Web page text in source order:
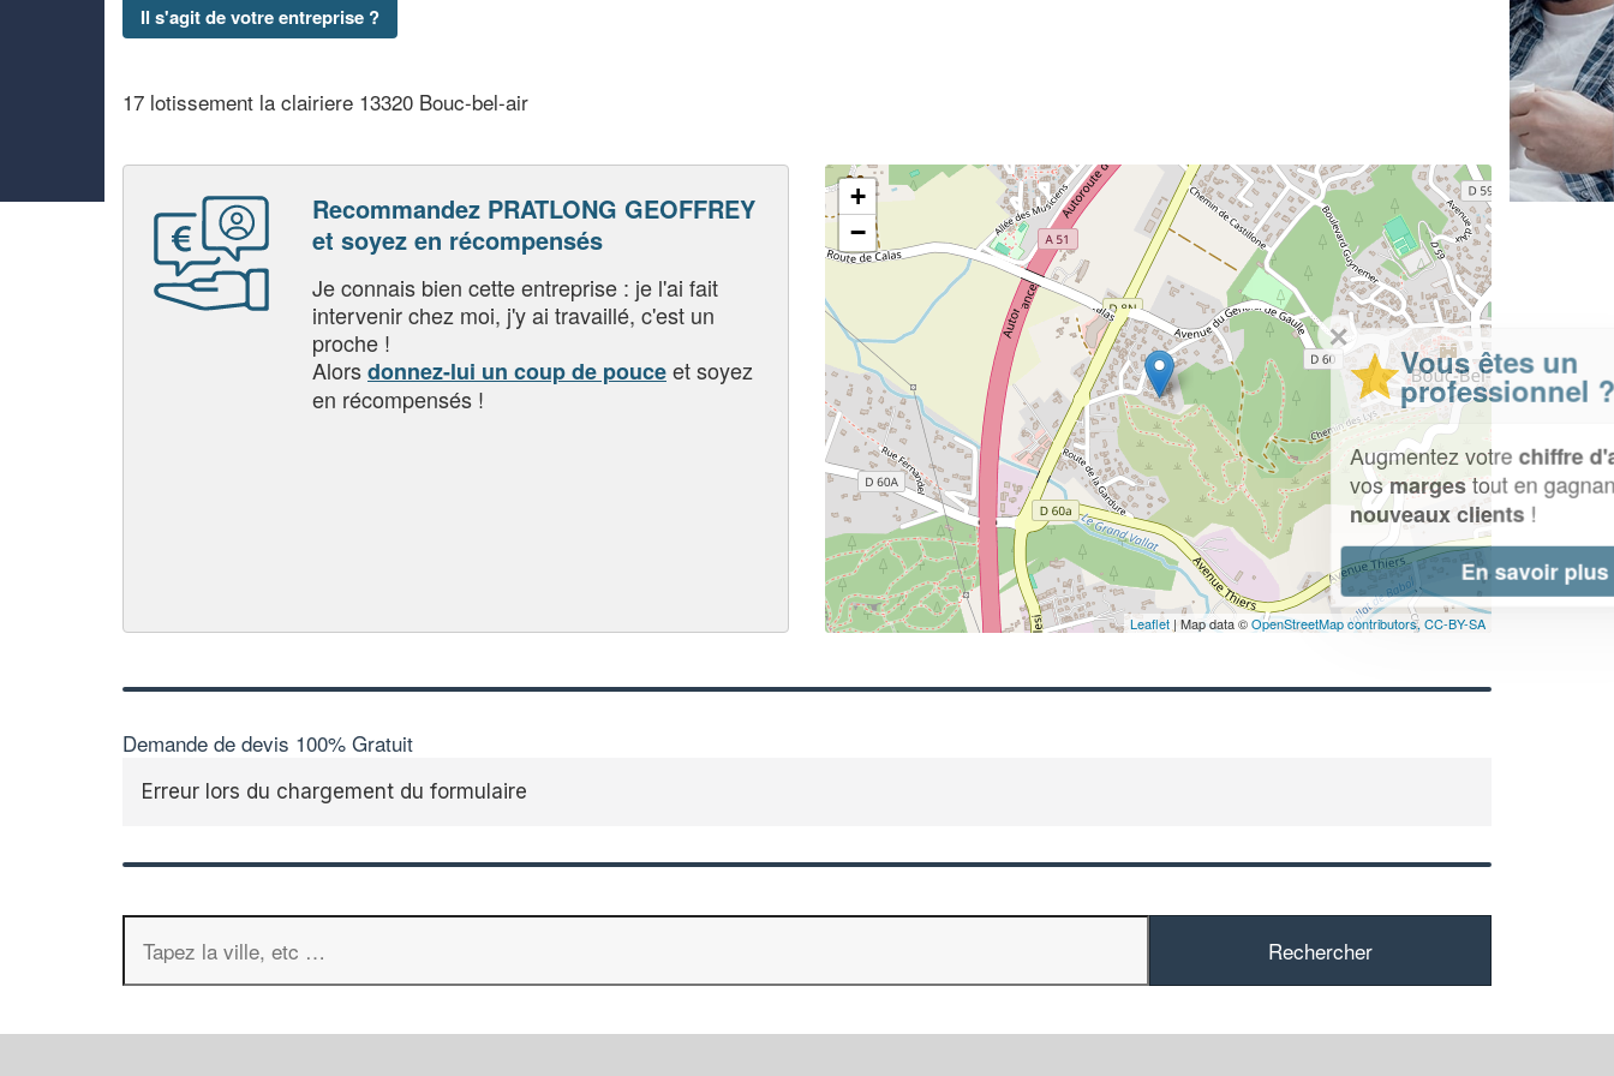
Il s'agit de votre entreprise ?
17 lotissement la clairiere 13320 Bouc-bel-air
Recommandez PRATLONG GEOFFREY
et soyez en récompensés
Je connais bien cette entreprise : je l'ai fait
intervenir chez moi, j'y ai travaillé, c'est un
proche !
Alorsdonnez-lui un coup de pouceet soyez
en récompensés !
+
−
Leaflet | Map data ©OpenStreetMap contributors, CC-BY-SA
Demande de devis 100% Gratuit
Erreur lors du chargement du formulaire
✕
Vous êtes un
professionnel ?
Augmentez votrechiffre d'affaireset
vosmarges
tout en gagnant de
nouveaux clients!
En savoir plus